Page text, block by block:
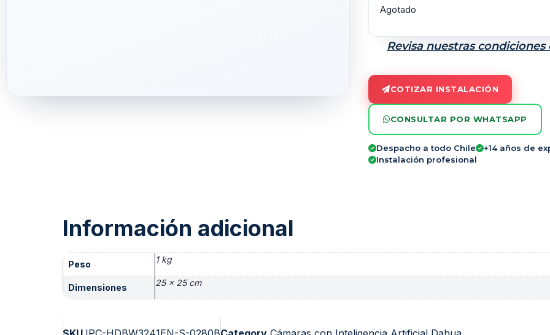
Agotado
Revisa nuestras condiciones
COTIZAR INSTALACIÓN
CONSULTAR POR WHATSAPP
Despacho a todo Chile
+14 años de
Instalación profesional
Información adicional
Peso 1 kg
Dimensiones 25 × 25 cm